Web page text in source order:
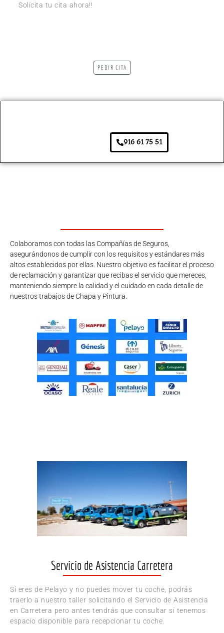
Solicita tu cita ahora!!
PEDIR CITA
916 61 75 51
Colaboramos con todas las Compañías de Seguros,
asegurándonos de cumplir con los requisitos y estándares más
altos establecidos por ellas. Nuestro objetivo es facilitar el proceso
de reclamación y garantizar que recibas el servicio que mereces,
manteniendo siempre la calidad y el cuidado en cada detalle de
nuestros trabajos de Chapa y Pintura.
Servicio de Asistencia Carretera
Si eres de Pelayo y no puedes mover tu coche, podrás
traerlo a nuestro taller solicitando el Servicio de Asistencia
en Carretera pero antes tendrás que consultar si tenemos
espacio disponible para recepcionar tu coche.